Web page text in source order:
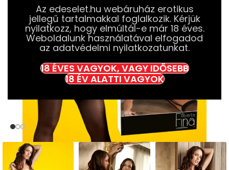
Az edeselet.hu webáruház erotikus
jellegű tartalmakkal foglalkozik. Kérjük
nyilatkozz, hogy elmúltál-e már 18 éves.
Weboldalunk használatával elfogadod
az adatvédelmi nyilatkozatunkat.
18 ÉVES VAGYOK, VAGY IDŐSEBB
18 ÉV ALATTI VAGYOK